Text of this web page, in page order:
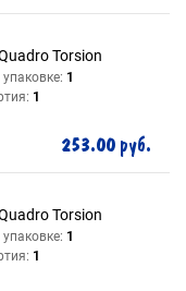
Torsion
1
1
253.00 руб.
Torsion
1
1